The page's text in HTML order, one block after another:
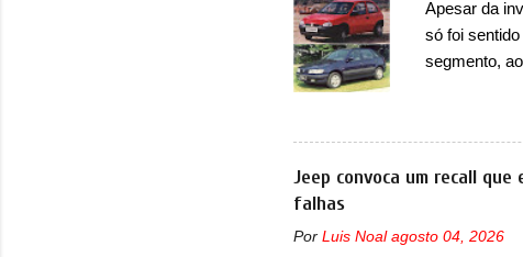
Apesar da
só foi
segmento,
lançamento
lançada a
nova
Além do
foi marcava
Jeep convoca um recall que
falhas
Por Luis Noal agosto 04, 2026